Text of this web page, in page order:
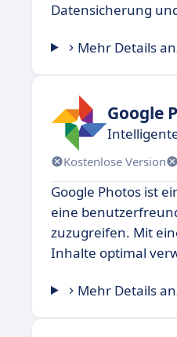
Datensicherung
Mehr Details
Google
Kostenlose Version
Google Photos ist
eine
zuzugreifen. Mit
Inhalte optimal
Mehr Details